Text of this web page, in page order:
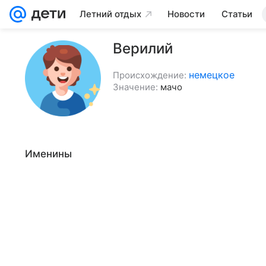
Летний отдых Новости Статьи
Верилий
Происхождение: немецкое
Значение: мачо
Именины